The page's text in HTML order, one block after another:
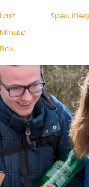
Last
Minute
Box
Speluitleg